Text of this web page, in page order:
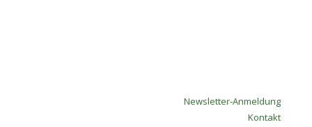
Newsletter-Anmeldung
Kontakt